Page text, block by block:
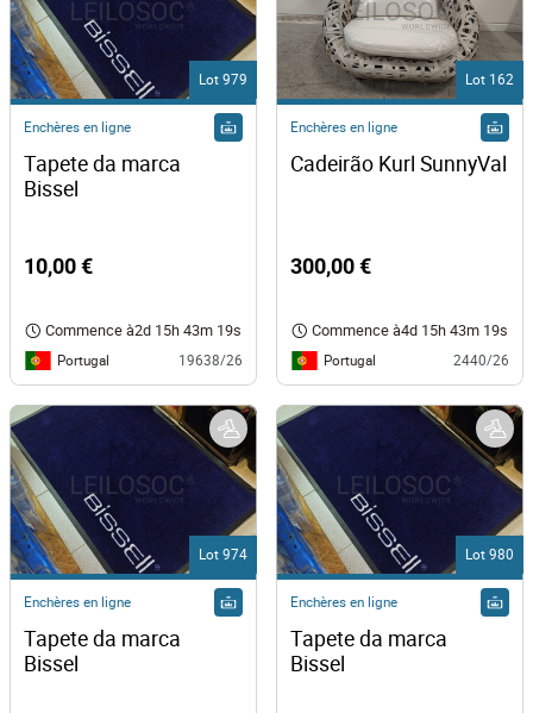
Lot 979
Enchères en ligne
Tapete da marca
10,00 €
Commence à2d 15h 43m 19s
Portugal 19638/26
Lot 162
Enchères en ligne
Cadeirão Kurl SunnyVal
300,00 €
Commence à4d 15h 43m 19s
Portugal 2440/26
Lot 974
Enchères en ligne
Tapete da marca
Lot 980
Enchères en ligne
Tapete da marca